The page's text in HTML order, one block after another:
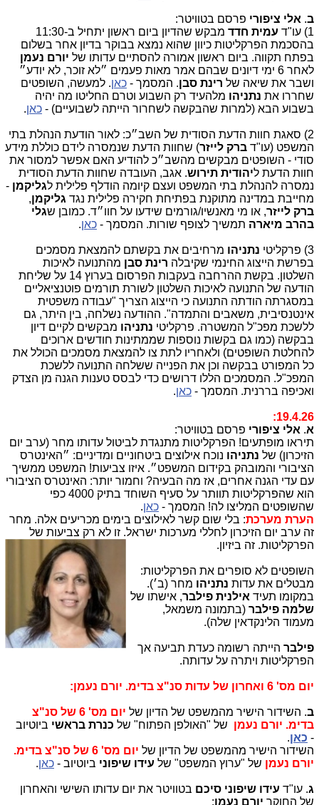
ב. אלי ציפורי פרסם בטוויטר:
1) עו"ד
עמית חדד
מבקש שהדיון ביום ראשון יתחיל ב-11:30
בהסכמת הפרקליטות כיוון שהוא נמצא בבוקר בדיון אחר בשלום
בפתח תקווה. ביום ראשון אמורה להסתיים עדותו של יורם נעמן
לאחר 6 ימי דיונים שבהם אמר מאות פעמים ״לא זוכר, לא יודע״
ושבר את שיאה של רינת סבן. המסמך - כאן. למעשה, השופטים
שחררו את נתניהו מלהעיד רק השבוע וטרם החליטו מה יהיה
בשבוע הבא (למרות שהבקשה לשחרור הייתה לשבועיים) - כאן.
2) סאגת חוות הדעת הסודית של השב״כ: לאור הודעת הנהלת בתי
המשפט (עו"ד ברק לייזר) שחוות הדעת שנמסרה לידם כוללת מידע
סודי - השופטים מבקשים מהשב״כ להודיע האם אפשר למסור את
חוות הדעת ליהודית תירוש. אגב, העובדה שחוות הדעת הסודית
נמסרה להנהלת בתי המשפט ועצם קיומה הודלף פלילית לגליקמן -
מחייבת במדינה מתוקנת בפתיחת חקירה פלילית נגד גליקמן,
ברק לייזר, או מי מאנשיו/גורמים שידעו על חוו״ד. כמובן שגלי
בהרב מיארה תמשיך לצופף שורות. המסמך - כאן.
3) פרקליטי נתניהו מרחיבים את בקשתם להמצאת מסמכים
בפרשת הייצוג החינמי שקיבלה רינת סבן מהתנועה לאיכות
השלטון. בקשת ההרחבה בעקבות הפרסום בערוץ 14 על שליחת
הודעה של התנועה לאיכות השלטון לשורת תורמים פוטנציאליים
במסגרתה הודתה התנועה כי הייצוג הצריך "עבודה משפטית
אינטנסיבית, משאבים והתמדה". ההודעה נשלחה, בין היתר, גם
ללשכת מפכ"ל המשטרה. פרקליטי נתניהו מבקשים לקיים דיון
בבקשה (כמו גם בקשות נוספות שממתינות חודשים ארוכים
להחלטת השופטים) ולאחריו לתת צו להמצאת מסמכים הכולל את
כל המפורט בבקשה וכן את הפנייה ששלחה התנועה ללשכת
המפכ"ל. המסמכים הללו דרושים כדי לבסס טענות הגנה מן הצדק
ואכיפה בררנית. המסמך - כאן.
19.4.26:
א. אלי ציפורי פרסם בטוויטר:
תיראו מופתעים! הפרקליטות מתנגדת לביטול עדותו מחר (ערב יום
הזיכרון) של נתניהו נוכח אילוצים ביטחוניים ומדיניים: ״האינטרס
הציבורי והמובהק בקידום המשפט״. איזו צביעות! המשפט ממשיך
עם עדי הגנה אחרים, אז מה הבעיה? וחמור יותר: האינטרס הציבורי
הוא שהפרקליטות תוותר על סעיף השוחד בתיק 4000 כפי
שהשופטים המליצו לה! המסמך - כאן.
הערת מערכת: בלי שום קשר לאילוצים בימים מכריעים אלה. מחר
זה ערב יום הזיכרון לחללי מערכות ישראל. זו לא רק צביעות של
הפרקליטות. זה ביזיון.
השופטים לא סופרים את הפרקליטות:
מבטלים את עדות נתניהו מחר (ב׳).
במקומו תעיד אילנית פילבר, אישתו של
שלמה פילבר (בתמונה משמאל,
מעמוד הלינקדאין שלה).
פילבר הייתה רשומה כעדת תביעה אך
הפרקליטות ויתרה על עדותה.
יום מס' 6 ואחרון של עדות סנ"צ בדימ. יורם נעמן:
ב. השידור הישיר מהמשפט של הדיון של
יום מס' 6 של סנ"צ
בדימ. יורם נעמן של "האולפן הפתוח" של כנרת בראשי ביוטיוב
- כאן.
השידור הישיר מהמשפט של הדיון של
יום מס' 6 של סנ"צ בדימ.
יורם נעמן של "ערוץ המשפט" של עידו שיפוני ביוטיוב - כאן.
ג. עו"ד עידו שיפוני סיכם בטוויטר את יום עדותו השישי והאחרון
של החוקר יורם נעמן: